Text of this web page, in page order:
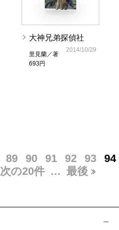
大神兄弟探偵社
里見蘭／著
693円
2014/10/29
89 90 91 92 93
94
次の20件 … 最後